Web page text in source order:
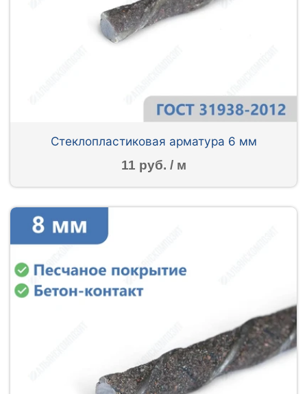
Стеклопластиковая арматура 6 мм
11 руб. / м